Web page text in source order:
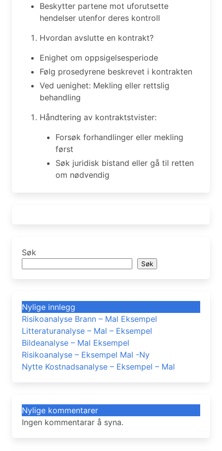
Beskytter partene mot uforutsette
hendelser utenfor deres kontroll
Hvordan avslutte en kontrakt?
Enighet om oppsigelsesperiode
Følg prosedyrene beskrevet i kontrakten
Ved uenighet: Mekling eller rettslig
behandling
Håndtering av kontraktstvister:
Forsøk forhandlinger eller mekling
først
Søk juridisk bistand eller gå til retten
om nødvendig
Søk
Søk
Nylige innlegg
Risikoanalyse Brann – Mal Eksempel
Litteraturanalyse – Mal – Eksempel
Bildeanalyse – Mal Eksempel
Risikoanalyse – Eksempel Mal -Ny
Nytte Kostnadsanalyse – Eksempel – Mal
Nylige kommentarer
Ingen kommentarar å syna.